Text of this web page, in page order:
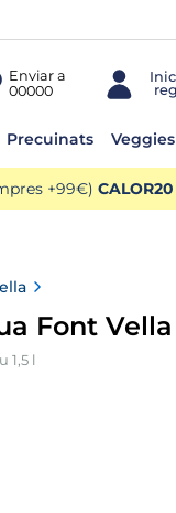
Enviar a
00000
Precuinats Veggies
+99€) CALOR20
Font Vella
1,5 l